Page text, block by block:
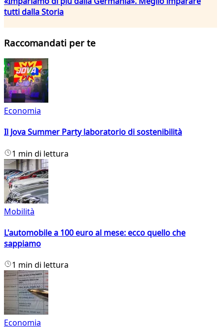
tutti dalla Storia
Raccomandati per te
Economia
Il Jova Summer Party laboratorio di sostenibilità
1 min di lettura
Mobilità
L'automobile a 100 euro al mese: ecco quello che
sappiamo
1 min di lettura
Economia